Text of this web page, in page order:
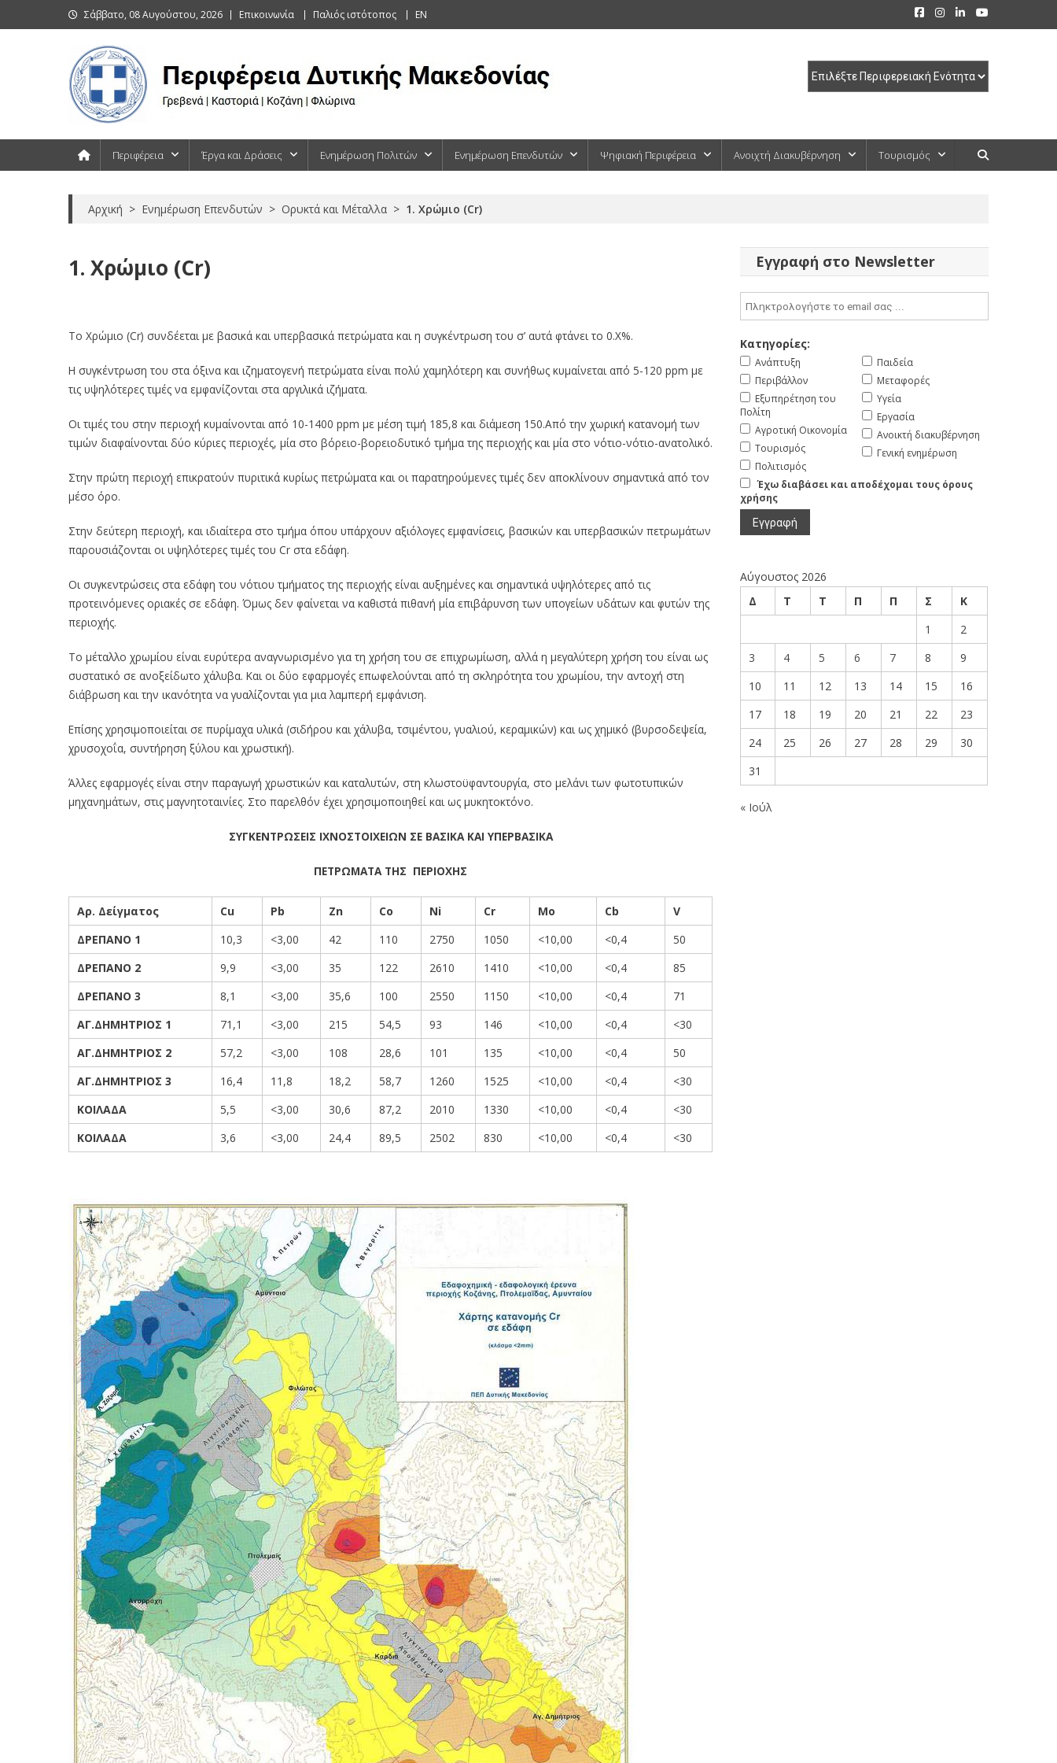
to
Σάββατο, 08 Αυγούστου, 2026 Επικοινωνία Παλιός ιστότοπος EN
Περιφέρεια Έργα και Δράσεις Ενημέρωση Πολιτών Ενημέρωση Επενδυτών Ψηφιακή Περιφέρεια Ανοιχτή Διακυβέρνηση Τουρισμός
Αρχική > Ενημέρωση Επενδυτών > Ορυκτά και Μέταλλα > 1. Χρώμιο (Cr)
1. Χρώμιο (Cr)
Το Χρώμιο (Cr) συνδέεται με βασικά και υπερβασικά πετρώματα και η συγκέντρωση του σ’ αυτά φτάνει το 0.Χ%.
Η συγκέντρωση του στα όξινα και ιζηματογενή πετρώματα είναι πολύ χαμηλότερη και συνήθως κυμαίνεται από 5-120 ppm με
τις υψηλότερες τιμές να εμφανίζονται στα αργιλικά ιζήματα.
Οι τιμές του στην περιοχή κυμαίνονται από 10-1400 ppm με μέση τιμή 185,8 και διάμεση 150.Από την χωρική κατανομή των
τιμών διαφαίνονται δύο κύριες περιοχές, μία στο βόρειο-βορειοδυτικό τμήμα της περιοχής και μία στο νότιο-νότιο-ανατολικό.
Στην πρώτη περιοχή επικρατούν πυριτικά κυρίως πετρώματα και οι παρατηρούμενες τιμές δεν αποκλίνουν σημαντικά από τον
μέσο όρο.
Στην δεύτερη περιοχή, και ιδιαίτερα στο τμήμα όπου υπάρχουν αξιόλογες εμφανίσεις, βασικών και υπερβασικών πετρωμάτων
παρουσιάζονται οι υψηλότερες τιμές του Cr στα εδάφη.
Οι συγκεντρώσεις στα εδάφη του νότιου τμήματος της περιοχής είναι αυξημένες και σημαντικά υψηλότερες από τις
προτεινόμενες οριακές σε εδάφη. Όμως δεν φαίνεται να καθιστά πιθανή μία επιβάρυνση των υπογείων υδάτων και φυτών της
περιοχής.
Το μέταλλο χρωμίου είναι ευρύτερα αναγνωρισμένο για τη χρήση του σε επιχρωμίωση, αλλά η μεγαλύτερη χρήση του είναι ως
συστατικό σε ανοξείδωτο χάλυβα. Και οι δύο εφαρμογές επωφελούνται από τη σκληρότητα του χρωμίου, την αντοχή στη
διάβρωση και την ικανότητα να γυαλίζονται για μια λαμπερή εμφάνιση.
Επίσης χρησιμοποιείται σε πυρίμαχα υλικά (σιδήρου και χάλυβα, τσιμέντου, γυαλιού, κεραμικών) και ως χημικό (βυρσοδεψεία,
χρυσοχοΐα, συντήρηση ξύλου και χρωστική).
Άλλες εφαρμογές είναι στην παραγωγή χρωστικών και καταλυτών, στη κλωστοϋφαντουργία, στο μελάνι των φωτοτυπικών
μηχανημάτων, στις μαγνητοταινίες. Στο παρελθόν έχει χρησιμοποιηθεί και ως μυκητοκτόνο.
ΣΥΓΚΕΝΤΡΩΣΕΙΣ ΙΧΝΟΣΤΟΙΧΕΙΩΝ ΣΕ ΒΑΣΙΚΑ ΚΑΙ ΥΠΕΡΒΑΣΙΚΑ
ΠΕΤΡΩΜΑΤΑ ΤΗΣ ΠΕΡΙΟΧΗΣ
Αρ. Δείγματος Cu Pb Zn Co Ni Cr Mo Cb
V
ΔΡΕΠΑΝΟ 1
10,3 <3,00 42 110 2750 1050 <10,00 <0,4
50
ΔΡΕΠΑΝΟ 2
9,9 <3,00 35 122 2610 1410 <10,00 <0,4
85
ΔΡΕΠΑΝΟ 3
8,1 <3,00 35,6 100 2550 1150 <10,00 <0,4
71
ΑΓ.ΔΗΜΗΤΡΙΟΣ 1
71,1 <3,00 215 54,5 93 146 <10,00 <0,4
<30
ΑΓ.ΔΗΜΗΤΡΙΟΣ 2
57,2 <3,00 108 28,6 101 135 <10,00 <0,4
50
ΑΓ.ΔΗΜΗΤΡΙΟΣ 3
16,4 11,8 18,2 58,7 1260 1525 <10,00 <0,4
<30
ΚΟΙΛΑΔΑ
5,5 <3,00 30,6 87,2 2010 1330 <10,00 <0,4
<30
ΚΟΙΛΑΔΑ
3,6 <3,00 24,4 89,5 2502 830 <10,00 <0,4 <30
Εγγραφή στο Newsletter
Κατηγορίες:
Ανάπτυξη
Περιβάλλον
Εξυπηρέτηση του
Πολίτη
Αγροτική Οικονομία
Τουρισμός
Πολιτισμός
Παιδεία
Μεταφορές
Υγεία
Εργασία
Ανοικτή διακυβέρνηση
Γενική ενημέρωση
Έχω διαβάσει και αποδέχομαι τους όρους
χρήσης
Αύγουστος 2026
Δ
Τ Τ Π Π Σ
Κ
1
2
3
4 5 6 7 8
9
10
11 12 13 14 15
16
17
18 19 20 21 22
23
24
25 26 27 28 29
30
31
« Ιούλ